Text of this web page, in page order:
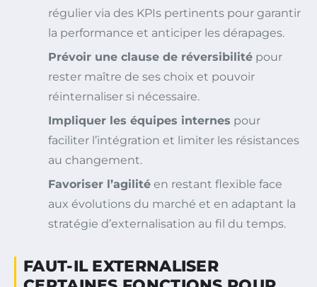
régulier via des KPIs pertinents pour garantir
la performance et anticiper les dérapages.
Prévoir une clause de réversibilité pour
rester maître de ses choix et pouvoir
réinternaliser si nécessaire.
Impliquer les équipes internes pour
faciliter l’intégration et limiter les résistances
au changement.
Favoriser l’agilité en restant flexible face
aux évolutions du marché et en adaptant la
stratégie d’externalisation au fil du temps.
FAUT-IL EXTERNALISER